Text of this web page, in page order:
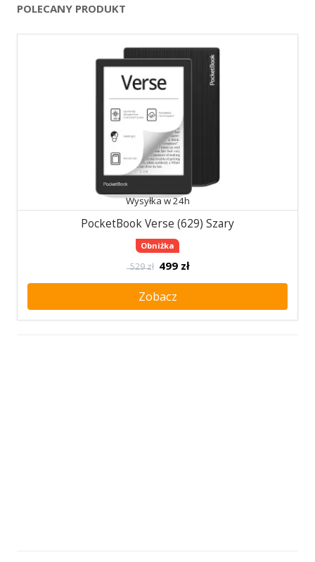
POLECANY PRODUKT
Wysyłka w 24h
PocketBook Verse (629) Szary
Obniżka
529 zł 499 zł
Zobacz